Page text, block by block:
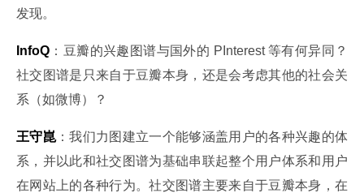
发现。
InfoQ ：豆瓣的兴趣图谱与国外的 PInterest 等有何异同？
社交图谱是只来自于豆瓣本身，还是会考虑其他的社会关
系（如微博）？
王守崑：我们力图建立一个能够涵盖用户的各种兴趣的体
系，并以此和社交图谱为基础串联起整个用户体系和用户
在网站上的各种行为。社交图谱主要来自于豆瓣本身，在